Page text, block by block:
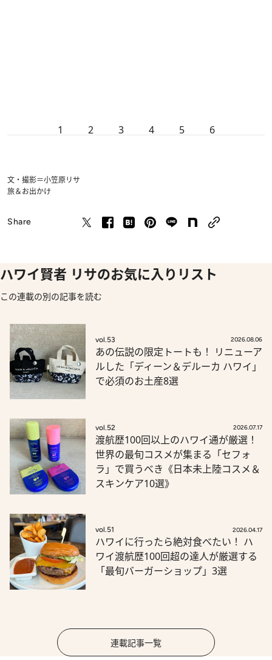
1 2 3 4 5 6
文・撮影＝小笠原リサ
旅＆お出かけ
Share
ハワイ賢者 リサのお気に入りリスト
この連載の別の記事を読む
vol.53 2026.08.06
あの伝説の限定トートも！ リニューア
ルした「ディーン＆デルーカ ハワイ」
で必須のお土産8選
vol.52 2026.07.17
渡航歴100回以上のハワイ通が厳選！
世界の最旬コスメが集まる「セフォ
ラ」で買うべき《日本未上陸コスメ＆
スキンケア10選》
vol.51 2026.04.17
ハワイに行ったら絶対食べたい！ ハ
ワイ渡航歴100回超の達人が厳選する
「最旬バーガーショップ」3選
連載記事一覧